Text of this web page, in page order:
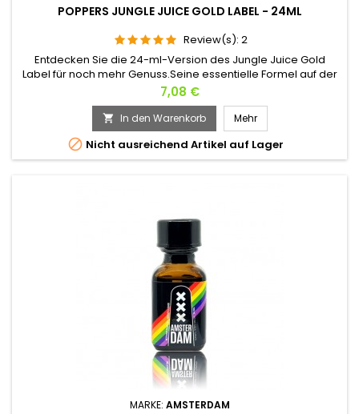
POPPERS JUNGLE JUICE GOLD LABEL - 24ML
Review(s): 2
Entdecken Sie die 24-ml-Version des Jungle Juice Gold
Label für noch mehr Genuss.Seine essentielle Formel auf der
Basis von Amyl, so stark in seiner Wirkung und so weich in
seinen Aromen, macht es zu einem der perfektesten
Poppers !Schnelle Wirkung, Entspannung in Sekunden.Auch
für Ihre frechen Abende oder zwischen Freunden.
Preis
7,08 €
 In den Warenkorb Mehr
 Nicht ausreichend Artikel auf Lager
MARKE: AMSTERDAM